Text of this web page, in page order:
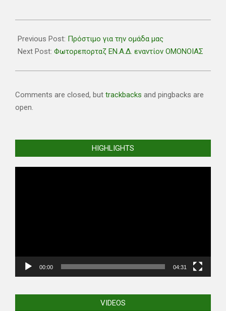
03-
24
Previous Post: Πρόστιμο για την ομάδα μας
Next Post: Φωτορεπορταζ ΕΝ.Α.Δ. εναντίον ΟΜΟΝΟΙΑΣ
Comments are closed, but trackbacks and pingbacks are
open.
HIGHLIGHTS
00:00 04:31
VIDEOS